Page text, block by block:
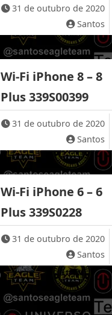
31 de outubro de 2020
Santos
Wi-Fi iPhone 8 – 8
Plus 339S00399
31 de outubro de 2020
Santos
Wi-Fi iPhone 6 – 6
Plus 339S0228
31 de outubro de 2020
Santos